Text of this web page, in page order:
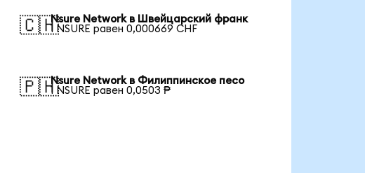
🇨🇭Nsure Network в Швейцарский франк
1 NSURE равен 0,000669 CHF
🇵🇭Nsure Network в Филиппинское песо
1 NSURE равен 0,0503 ₱